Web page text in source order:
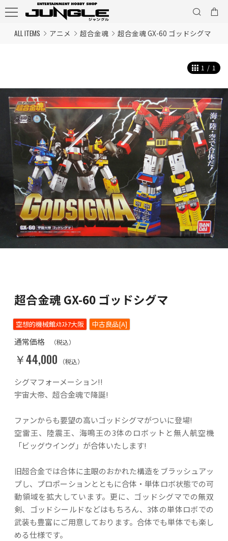
ALL ITEMS アニメ 超合金魂 超合金魂 GX-60 ゴッドシグマ
1 / 1
超合金魂 GX-60 ゴッドシグマ
空想的機械館ﾒｶｽﾄｱ大阪 中古良品[A]
通常価格 （税込）
￥44,000 （税込）
シグマフォーメーション!!
宇宙大帝、超合金魂で降誕!
ファンからも要望の高いゴッドシグマがついに登場!
空雷王、陸震王、海鳴王の3体のロボットと無人航空機
「ビッグウイング」が合体いたします!
旧超合金では合体に主眼のおかれた構造をブラッシュアッ
プし、プロポーションとともに合体・単体ロボ状態での可
動領域を拡大しています。更に、ゴッドシグマでの無双
剣、ゴッドシールドなどはもちろん、3体の単体ロボでの
武装も豊富にご用意しております。合体でも単体でも楽し
める仕様です。